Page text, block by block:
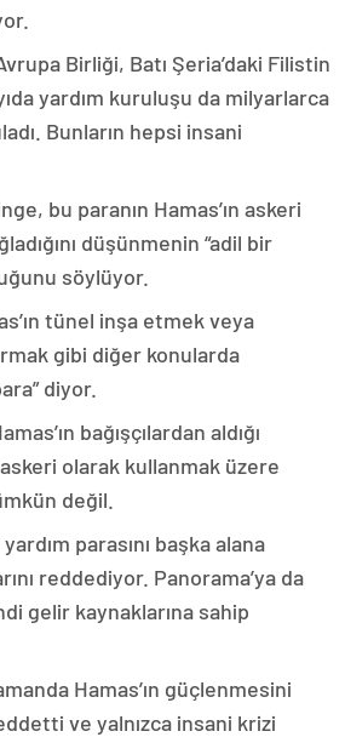
Birliği, Batı Şeria’daki Filistin
yardım kuruluşu da milyarlarca
Bunların hepsi insani
bu paranın Hamas’ın askeri
düşünmenin “adil bir
söylüyor.
tünel inşa etmek veya
gibi diğer konularda
diyor.
bağışçılardan aldığı
askeri olarak kullanmak üzere
değil.
parasını başka alana
reddediyor. Panorama’ya da
gelir kaynaklarına sahip
Hamas’ın güçlenmesini
ve yalnızca insani krizi